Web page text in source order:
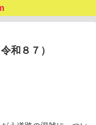
和８７）